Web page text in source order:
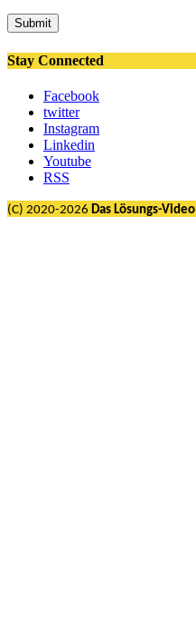
Submit
Stay Connected
Facebook
twitter
Instagram
Linkedin
Youtube
RSS
(C) 2020-2026 Das Lösungs-Video